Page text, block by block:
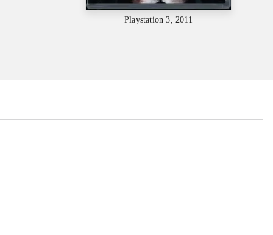
Playstation 3, 2011